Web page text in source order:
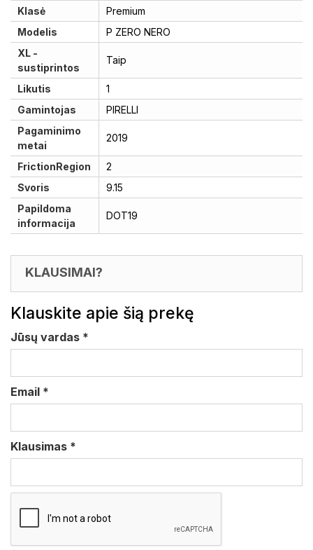
Klasė
Premium
Modelis
P ZERO NERO
XL -
sustiprintos
Taip
Likutis
1
Gamintojas
PIRELLI
Pagaminimo
metai
2019
FrictionRegion
2
Svoris
9.15
Papildoma
informacija
DOT19
KLAUSIMAI?
Klauskite apie šią prekę
Jūsų vardas *
Email *
Klausimas *